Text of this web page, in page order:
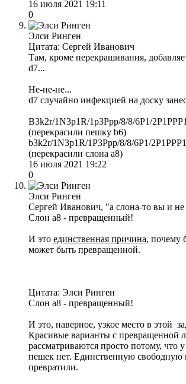
16 июля 2021 19:11
0
Элси Ринген
Цитата: Сергей Иванович
Там, кроме перекрашивания,
d7...
Не-не-не...
d7 случайно инфекцией на доску
B3k2r/1N3p1R/1p3Ppp/8/8/6P1/
(перекрасили пешку b6)
b3k2r/1N3p1R/1P3Ppp/8/8/6P1/
(перекрасили слона а8)
16 июля 2021 19:22
0
Элси Ринген
Сергей Иванович, "а слона-то вы и не
Слон а8 - превращенный!
И это единственная причина, почему
может быть превращенной.
Цитата: Элси Ринген
Слон а8 - превращенный!
И это, наверное, узкое место в этой
Красивые варианты с превращенной
рассматриваются просто потому, что
пешек нет. Единственную свободную
превратили.